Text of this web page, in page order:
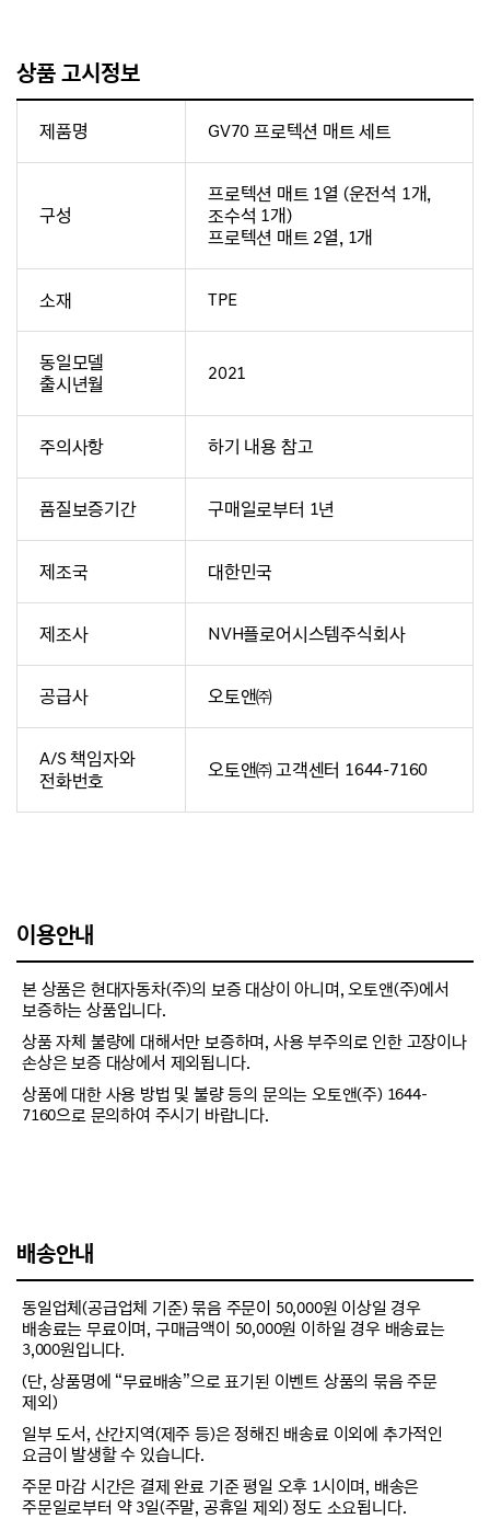
상품 고시정보
제품명 GV70 프로텍션 매트 세트
구성
프로텍션 매트 1열 (운전석 1개,
조수석 1개)
프로텍션 매트 2열, 1개
소재 TPE
동일모델
출시년월
2021
주의사항 하기 내용 참고
품질보증기간 구매일로부터 1년
제조국 대한민국
제조사 NVH플로어시스템주식회사
공급사 오토앤㈜
A/S 책임자와
전화번호
오토앤㈜ 고객센터 1644-7160
이용안내
본 상품은 현대자동차(주)의 보증 대상이 아니며, 오토앤(주)에서
보증하는 상품입니다.
상품 자체 불량에 대해서만 보증하며, 사용 부주의로 인한 고장이나
손상은 보증 대상에서 제외됩니다.
상품에 대한 사용 방법 및 불량 등의 문의는 오토앤(주) 1644-
7160으로 문의하여 주시기 바랍니다.
배송안내
동일업체(공급업체 기준) 묶음 주문이 50,000원 이상일 경우
배송료는 무료이며, 구매금액이 50,000원 이하일 경우 배송료는
3,000원입니다.
(단, 상품명에 “무료배송”으로 표기된 이벤트 상품의 묶음 주문
제외)
일부 도서, 산간지역(제주 등)은 정해진 배송료 이외에 추가적인
요금이 발생할 수 있습니다.
주문 마감 시간은 결제 완료 기준 평일 오후 1시이며, 배송은
주문일로부터 약 3일(주말, 공휴일 제외) 정도 소요됩니다.